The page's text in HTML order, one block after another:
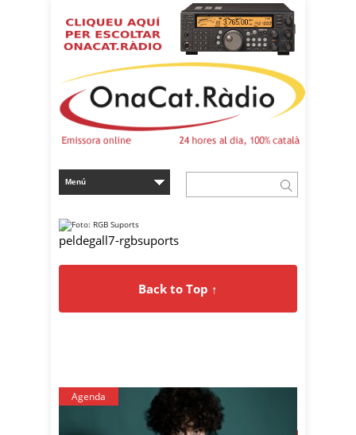
peldegall7-rgbsuports
Back to Top ↑
Agenda